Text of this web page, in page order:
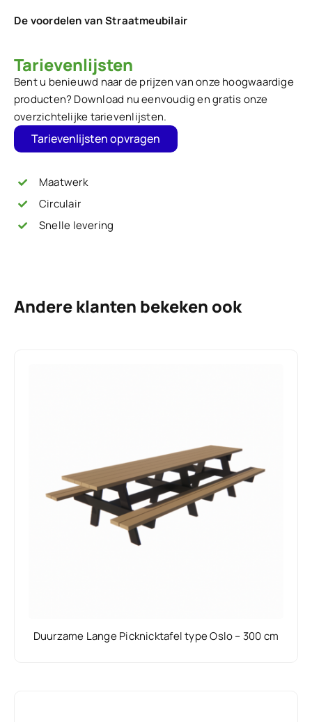
-
cm
hoeveelheid
De voordelen van Straatmeubilair
Tarievenlijsten
Bent u benieuwd naar de prijzen van onze hoogwaardige
producten? Download nu eenvoudig en gratis onze
overzichtelijke tarievenlijsten.
Tarievenlijsten opvragen
Maatwerk
Circulair
Snelle levering
Andere klanten bekeken ook
Duurzame Lange Picknicktafel type Oslo – 300 cm